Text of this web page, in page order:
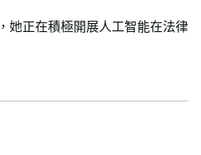
她正在積極開展人工智能在法律